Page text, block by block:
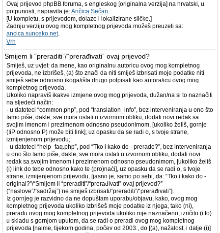
Ovaj prijevod phpBB foruma, s engleskog [originalna verzija] na hrvatski, u
potpunosti, napravila je:Ančica Sečan.
[U kompletu, s prijevodom, dolaze i lokalizirane sličke.]
Zadnju verziju ovog mog kompletnog prijevoda možeš preuzeti sa:
ancica.sunceko.net.
Vrh
Smijem li “preraditi”/“prerađivati” ovaj prijevod?
Smiješ, uz uvjet: da mene, kao originalnu autoricu ovog mog kompletnog
prijevoda, ne izbrišeš, (a) što znači da niti smiješ izbrisati moje podatke niti
smiješ sebe odnosno ikoga/išta drugo potpisati kao autora/icu ovog mog
kompletnog prijevoda.
Ukoliko napraviš ikakve izmjene ovog mog prijevoda, dužan/na si to naznačiti
na sljedeći način:
- u datoteci “common.php”, pod “translation_info”, bez interveniranja u ono što
tamo piše, dakle, sve mora ostati u izvornom obliku, dodati novi redak sa
svojim imenom i prezimenom odnosno pseudonimom, [ukoliko želiš, gornje
(IiP odnosno P) može biti link], uz opasku da se radi o, s tvoje strane,
izmijenjenom prijevodu;
- u datoteci “help_faq.php”, pod “Tko i kako do - prerade?”, bez interveniranja
u ono što tamo piše, dakle, sve mora ostati u izvornom obliku, dodati novi
redak sa svojim imenom i prezimenom odnosno pseudonimom, [ukoliko želiš
(i) link do tebe odnosno kako te (pro)naći], uz opasku da se radi o, s tvoje
strane, izmijenjenom prijevodu, [jasno je, samo po sebi, da: “Tko i kako do -
original?”/“Smijem li “preraditi”/“prerađivati” ovaj prijevod?”
(“naslove”/“sadržaj”) ne smiješ izbrisati/“preraditi”/“prerađivati”].
Iz gornjeg je razvidno da ne dopuštam uporabu/objavu, kako, ovog mog
kompletnog prijevoda ukoliko izbrišeš moje podatke iz njega, tako (ni),
preradu ovog mog kompletnog prijevoda ukoliko nije naznačeno, izričito (i to)
u skladu s gornjom uputom, da se radi o preradi ovog mog kompletnog
prijevoda [naime, tijekom godina, počev od 2003., do [(a), nažalost, i dalje (i)]